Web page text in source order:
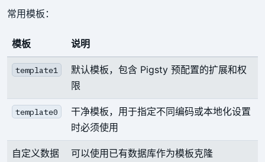
常用模板：
模板 说明
template1
默认模板，包含 Pigsty 预配置的扩展和权
限
template0
干净模板，用于指定不同编码或本地化设置
时必须使用
自定义数据
可以使用已有数据库作为模板克隆